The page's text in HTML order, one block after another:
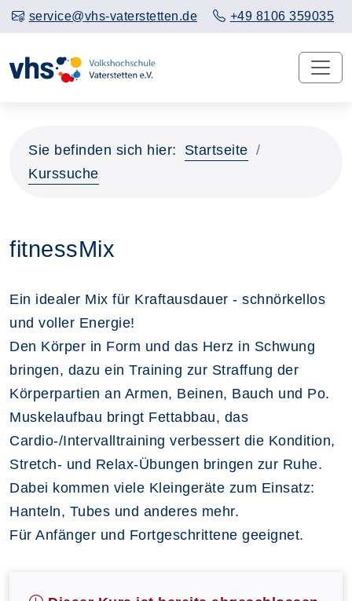
service@vhs-vaterstetten.de +49 8106 359035
Sie befinden sich hier:
Startseite
Kurssuche
fitnessMix
Ein idealer Mix für Kraftausdauer - schnörkellos
und voller Energie!
Den Körper in Form und das Herz in Schwung
bringen, dazu ein Training zur Straffung der
Körperpartien an Armen, Beinen, Bauch und Po.
Muskelaufbau bringt Fettabbau, das
Cardio-/Intervalltraining verbessert die Kondition,
Stretch- und Relax-Übungen bringen zur Ruhe.
Dabei kommen viele Kleingeräte zum Einsatz:
Hanteln, Tubes und anderes mehr.
Für Anfänger und Fortgeschrittene geeignet.